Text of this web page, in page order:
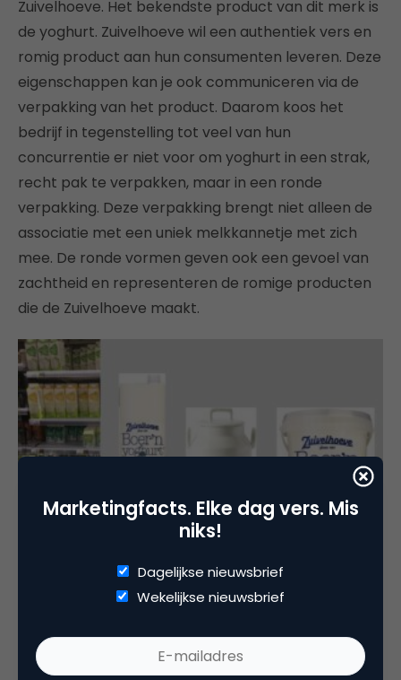
Zuivelhoeve. Het bekendste product van dit merk is
de yoghurt. Zuivelhoeve wil een authentiek vers en
romig product aan hun consumenten leveren. Deze
eigenschappen kan je ook communiceren via de
verpakking van het product. Daarom koos het
bedrijf in tegenstelling tot veel van hun
concurrentie er niet voor om yoghurt in een strak,
recht pak te verpakken, maar in een ronde
verpakking. Deze verpakking brengt niet alleen de
associatie met een uniek melkkannetje met zich
mee. De ronde vormen geven ook een gevoel van
zachtheid en representeren de romige producten
die de Zuivelhoeve maakt.
De impact van verpakking op het gevoel van een
Haystack Consulting maakt gebruik van technieken
met als doel te onderzoeken wat voor gevoel
Marketingfacts. Elke dag vers. Mis
niks!
Dagelijkse nieuwsbrief
Wekelijkse nieuwsbrief